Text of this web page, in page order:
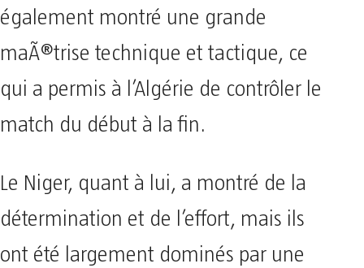
également montré une grande
maÃ®trise technique et tactique, ce
qui a permis à l’Algérie de contrôler le
match du début à la fin.
Le Niger, quant à lui, a montré de la
détermination et de l’effort, mais ils
ont été largement dominés par une